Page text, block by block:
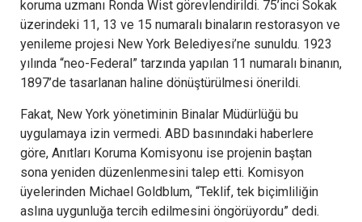
koruma uzmanı Ronda Wist görevlendirildi. 75’inci Sokak
üzerindeki 11, 13 ve 15 numaralı binaların restorasyon ve
yenileme projesi New York Belediyesi’ne sunuldu. 1923
yılında “neo-Federal” tarzında yapılan 11 numaralı binanın,
1897’de tasarlanan haline dönüştürülmesi önerildi.
Fakat, New York yönetiminin Binalar Müdürlüğü bu
uygulamaya izin vermedi. ABD basınındaki haberlere
göre, Anıtları Koruma Komisyonu ise projenin baştan
sona yeniden düzenlenmesini talep etti. Komisyon
üyelerinden Michael Goldblum, “Teklif, tek biçimliliğin
aslına uygunluğa tercih edilmesini öngörüyordu” dedi.